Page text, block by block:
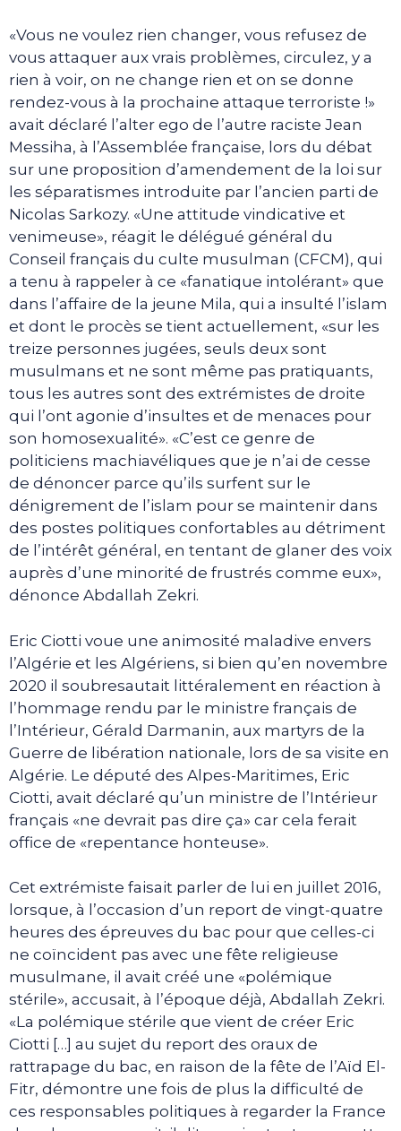
«Vous ne voulez rien changer, vous refusez de
vous attaquer aux vrais problèmes, circulez, y a
rien à voir, on ne change rien et on se donne
rendez-vous à la prochaine attaque terroriste !»
avait déclaré l’alter ego de l’autre raciste Jean
Messiha, à l’Assemblée française, lors du débat
sur une proposition d’amendement de la loi sur
les séparatismes introduite par l’ancien parti de
Nicolas Sarkozy. «Une attitude vindicative et
venimeuse», réagit le délégué général du
Conseil français du culte musulman (CFCM), qui
a tenu à rappeler à ce «fanatique intolérant» que
dans l’affaire de la jeune Mila, qui a insulté l’islam
et dont le procès se tient actuellement, «sur les
treize personnes jugées, seuls deux sont
musulmans et ne sont même pas pratiquants,
tous les autres sont des extrémistes de droite
qui l’ont agonie d’insultes et de menaces pour
son homosexualité». «C’est ce genre de
politiciens machiavéliques que je n’ai de cesse
de dénoncer parce qu’ils surfent sur le
dénigrement de l’islam pour se maintenir dans
des postes politiques confortables au détriment
de l’intérêt général, en tentant de glaner des voix
auprès d’une minorité de frustrés comme eux»,
dénonce Abdallah Zekri.
Eric Ciotti voue une animosité maladive envers
l’Algérie et les Algériens, si bien qu’en novembre
2020 il soubresautait littéralement en réaction à
l’hommage rendu par le ministre français de
l’Intérieur, Gérald Darmanin, aux martyrs de la
Guerre de libération nationale, lors de sa visite en
Algérie. Le député des Alpes-Maritimes, Eric
Ciotti, avait déclaré qu’un ministre de l’Intérieur
français «ne devrait pas dire ça» car cela ferait
office de «repentance honteuse».
Cet extrémiste faisait parler de lui en juillet 2016,
lorsque, à l’occasion d’un report de vingt-quatre
heures des épreuves du bac pour que celles-ci
ne coïncident pas avec une fête religieuse
musulmane, il avait créé une «polémique
stérile», accusait, à l’époque déjà, Abdallah Zekri.
«La polémique stérile que vient de créer Eric
Ciotti […] au sujet du report des oraux de
rattrapage du bac, en raison de la fête de l’Aïd El-
Fitr, démontre une fois de plus la difficulté de
ces responsables politiques à regarder la France